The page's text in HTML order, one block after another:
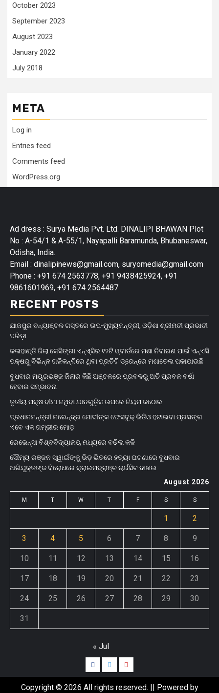
October 2023
September 2023
August 2023
January 2022
July 2018
META
Log in
Entries feed
Comments feed
WordPress.org
Ad dress : Surya Media Pvt. Ltd. DINALIPI BHAWAN Plot
No : A-54/1 & A-55/1, Nayapalli Baramunda, Bhubaneswar,
Odisha, India.
Email : dinalipinews@gmail.com, suryomedia@gmail.com
Phone : +91 674 2563778, +91 9438425924, +91
9861601969, +91 674 2564487
RECENT POSTS
ଯାଜପୁର ବନ୍ୟାଞ୍ଚଳ ଗସ୍ତରେ ଉପ-ମୁଖ୍ୟମନ୍ତ୍ରୀ, ଓଡ଼ିଶା ଶ୍ରୀମତୀ ପ୍ରଭାତୀ
ପରିଡ଼ା
କଳାହାଣ୍ଡି ଜିଲା କେସିଙ୍ଗା ଏନ୍‌ଏ୍‌ସିର ୧୨ଟି ଓ୍ବାର୍ଡରେ ମଶା ନିବାରଣ ପାଇଁ ଏନ୍‌ଏସି
ପକ୍ଷରୁ ବିଭିନ୍ନ ଗଳିକନ୍ଦିରେ ଥିବା ପ୍ରତିଟି ଡ୍ରେନ୍‌ରେ ମଶାତେଲ ପକାଯାଉଛି
ବୁଧବାର ମୟୂରଭଞ୍ଜ ଜିଲାର କିଛି ଅଞ୍ଚଳରେ ପ୍ରବଳରୁ ଅତି ପ୍ରବଳ ବର୍ଷା
ହେବାର ସମ୍ଭାବନା
ତୃତୀୟ ପକ୍ଷ ବୀମା ନଥିବା ଯାନଗୁଡ଼ିକ ଉପରେ ନିୟମ କଠୋର
ପ୍ରଧାନମନ୍ତ୍ରୀ ନରେନ୍ଦ୍ର ମୋଦୀଙ୍କ ଫେସବୁକ୍ ଭିଡିଓ ହଟାଇବା ପ୍ରସଙ୍ଗ
ଏବେ ଏକ ଗମ୍ଭୀର ମୋଡ଼
ରେଭେନ୍ସା ବିଶ୍ବବିଦ୍ୟାଳୟ ମଧ୍ୟରେ ବଢିଲା କଳି
ସୌମ୍ୟ ରଞ୍ଜନ ସ୍ୱାଇଁଙ୍କୁ ଭିଡ଼ ଭିତରେ ହତ୍ୟା ଘଟଣାରେ ବୁଧବାର
ଅଭିଯୁକ୍ତଙ୍କ ବିରୋଧରେ କ୍ରାଇମବ୍ରାଞ୍ଚ ଚାର୍ଜସିଟ ଦାଖଲ
August 2026
M T W T F S S
1 2
3 4 5 6 7 8 9
10 11 12 13 14 15 16
17 18 19 20 21 22 23
24 25 26 27 28 29 30
31
« Jul
Facebook
TwitterYoutube
Copyright © 2026 All rights reserved. || Powered by